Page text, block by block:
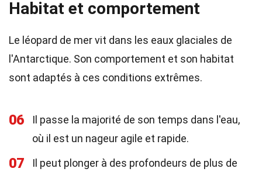
Habitat et comportement
Le léopard de mer vit dans les eaux glaciales de
l'Antarctique. Son comportement et son habitat
sont adaptés à ces conditions extrêmes.
06
Il passe la majorité de son temps dans l'eau,
où il est un nageur agile et rapide.
07
Il peut plonger à des profondeurs de plus de